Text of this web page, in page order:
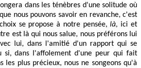
dans les ténèbres d'une solitude où
nous pouvons savoir en revanche, c'est
se propose à notre pensée,là, ici et
est là qui nous salue, nous préférons lui
lui, dans l'amitié d'un rapport qui se
si, dans l'affolement d'une peur qui fait
les plus précieux, nous ne songeons qu'à